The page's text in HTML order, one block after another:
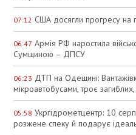
07:12 США досягли прогресу на
06:47 Армія РФ наростила
Сумщиною – ДПСУ
06:23 ДТП на Одещині:
мікроавтобусами, троє
05:58 Укргідрометцентр: 10
розжене спеку й подарує